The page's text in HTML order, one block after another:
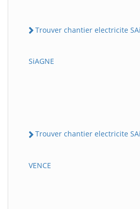
Trouver chantier electricite
SiAGNE
Trouver chantier electricite
VENCE